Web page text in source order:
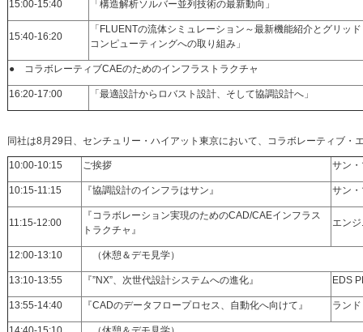
15:00-15:40 「構造解析ソルバー並列技術の最新動向」
15:40-16:20
「FLUENTの流体シミュレーション～最新機能紹介とグリッド
コンピューティングへの取り組み」
● コラボレーティブCAEのためのインフラストラクチャ
16:20-17:00 「最適設計からロバスト設計、そして協調設計へ」
同社は8月29日、センチュリー・ハイアット東京において、コラボレーティブ・
10:00-10:15 ご挨拶 サン
10:15-11:15 『協調設計のインフラはサン』 サン
11:15-12:00
『コラボレーション実現のためのCAD/CAEインフラス
トラクチャ』
エ
12:00-13:10 （休憩＆デモ見学）
13:10-13:55 『”NX”、次世代設計システムへの進化』 EDS
13:55-14:40 『CADのデータフロープロセス、自動化へ向けて』 ラン